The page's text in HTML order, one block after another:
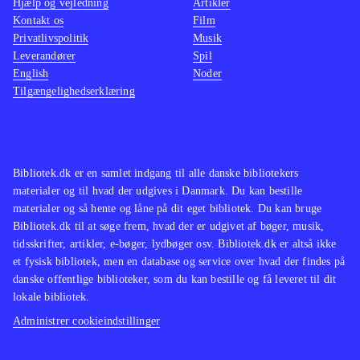
birds trilogy som indeholder alle de
originale baner plus "Rio" og
"Seasons"
Angry birds er stadig et fantastisk
underholdende koncept og med Star
Bibliotek.dk er en samlet indgang til alle danske bibliotekers
materialer og til hvad der udgives i Danmark. Du kan bestille
materialer og så hente og låne på dit eget bibliotek. Du kan bruge
Bibliotek.dk til at søge frem, hvad der er udgivet af bøger, musik,
tidsskrifter, artikler, e-bøger, lydbøger osv. Bibliotek.dk er altså ikke
et fysisk bibliotek, men en database og service over hvad der findes på
danske offentlige biblioteker, som du kan bestille og få leveret til dit
lokale bibliotek.
Administrer cookieindstillinger
Hjælp og vejledning
Kontakt os
Privatlivspolitik
Leverandører
English
Tilgængelighedserklæring
Artikler
Film
Musik
Spil
Noder